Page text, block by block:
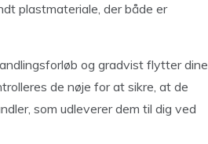
plastmateriale, der både er
og gradvist flytter dine
de nøje for at sikre, at de
som udleverer dem til dig ved